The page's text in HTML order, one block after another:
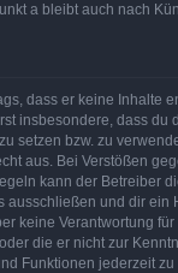
a bleibt auch nach
dass er keine Inhalte
insbesondere, dass du
setzen bzw. zu
aus. Bei Verstößen
kann der Betreiber
ausschließen und dir ein
keine Verantwortung
die er nicht zur
Funktionen jederzeit